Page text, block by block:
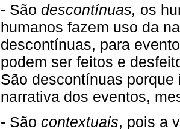
- São descontínuas, os
humanos fazem uso da
descontínuas, para
podem ser feitos e
São descontínuas
narrativa dos eventos,
- São contextuais, pois a